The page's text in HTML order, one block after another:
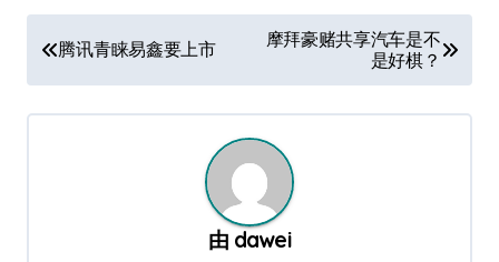
章
导
腾讯青睐易鑫要上市
摩拜豪赌共享汽车是不
是好棋？
由 dawei